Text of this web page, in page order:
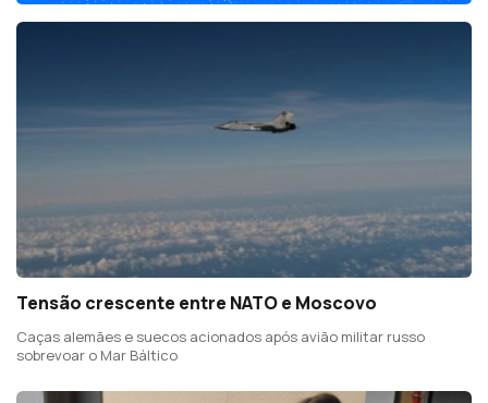
Tensão crescente entre NATO e Moscovo
Caças alemães e suecos acionados após avião militar russo
sobrevoar o Mar Báltico